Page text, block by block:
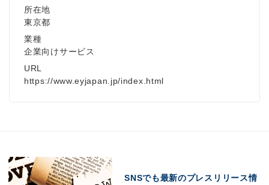
所在地
東京都
業種
企業向けサービス
URL
https://www.eyjapan.jp/index.html
SNSでも最新のプレスリリース情